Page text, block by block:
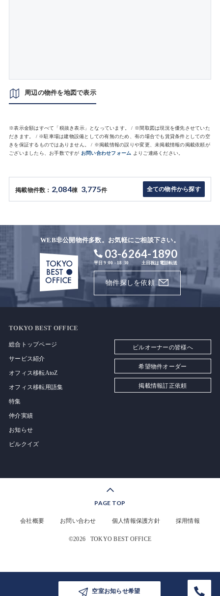
周辺の物件を地図で表示
※表示金額はすべて「税抜き表示」となっています。 / ※間取図は現況を優先させていた
だきます。 / ※駐車場は建物設備としての有無のため、有の場合でも賃貸条件としての空
きを保証するものではありません。 / ※掲載情報の誤りや変更、未掲載情報の掲載依頼が
ございましたら、お手数ですが お問い合わせフォーム よりご連絡ください。
掲載物件数： 2,084棟 3,775件 全ての物件から探す
空室お知らせ希望
WEB非公開物件多数。お気軽にご相談下さい。
03-6264-1890
平日 9:00 - 18:30 土日祝は電話転送
物件探しを依頼
TOKYO BEST OFFICE
総合トップページ
サービス紹介
オフィス移転AtoZ
オフィス移転用語集
特集
仲介実績
お知らせ
ビルクイズ
ビルオーナーの皆様へ
希望物件オーダー
掲載情報訂正依頼
PAGE TOP
会社概要 お問い合わせ 個人情報保護方針 採用情報
©2026 TOKYO BEST OFFICE